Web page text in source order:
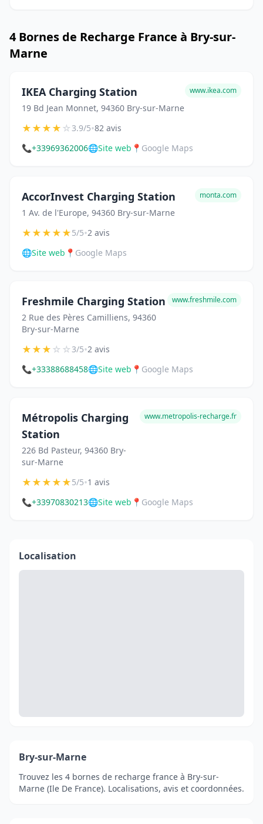
4 Bornes de Recharge France à Bry-sur-
Marne
IKEA Charging Station
19 Bd Jean Monnet, 94360 Bry-sur-Marne
www.ikea.com
★★★★☆3.9/5•82 avis
📞+33969362006🌐Site web 📍 Google Maps
AccorInvest Charging Station
1 Av. de l'Europe, 94360 Bry-sur-Marne
monta.com
★★★★★5/5•2 avis
🌐Site web 📍 Google Maps
Freshmile Charging Station
2 Rue des Pères Camilliens, 94360
Bry-sur-Marne
www.freshmile.com
★★★☆☆3/5•2 avis
📞+33388688458🌐Site web 📍 Google Maps
Métropolis Charging
Station
226 Bd Pasteur, 94360 Bry-
sur-Marne
www.metropolis-recharge.fr
★★★★★5/5•1 avis
📞+33970830213🌐Site web 📍 Google Maps
Localisation
Bry-sur-Marne
Trouvez les 4 bornes de recharge france à Bry-sur-
Marne (Ile De France). Localisations, avis et coordonnées.